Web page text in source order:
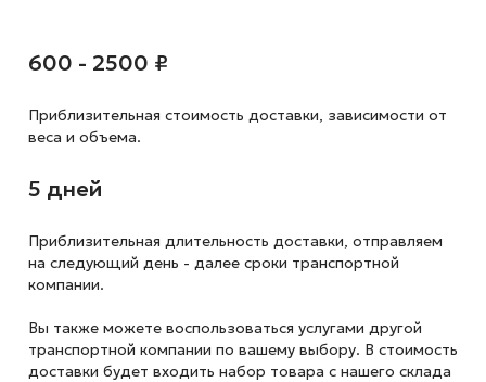
600 - 2500 ₽
Приблизительная стоимость доставки, зависимости от
веса и объема.
5 дней
Приблизительная длительность доставки, отправляем
на следующий день - далее сроки транспортной
компании.
Вы также можете воспользоваться услугами другой
транспортной компании по вашему выбору. В стоимость
доставки будет входить набор товара с нашего склада